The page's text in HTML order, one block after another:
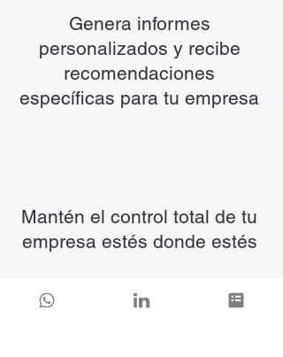
Genera informes
personalizados y recibe
recomendaciones
específicas para tu empresa
Mantén el control total de tu
empresa estés donde estés